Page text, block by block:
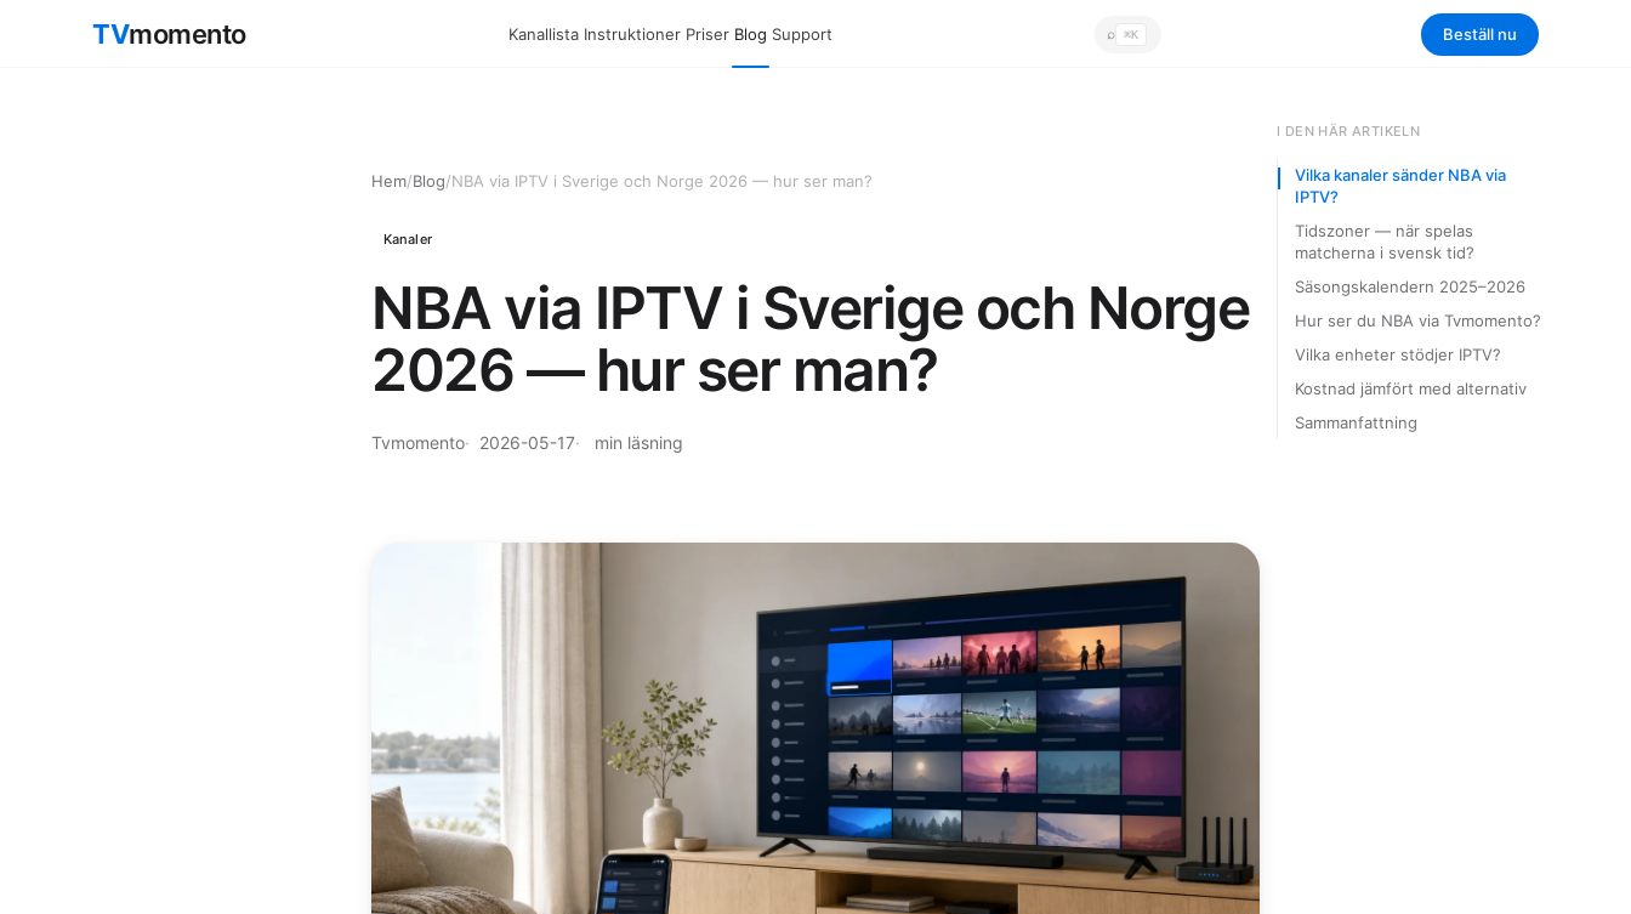
TVmomento Kanallista Instruktioner Priser Blog Support ⌕
Sök⌘K Beställ nu
Hem/Blog/NBA via IPTV i Sverige och Norge 2026 — hur ser man?
Kanaler
NBA via IPTV i Sverige och Norge
2026 — hur ser man?
Tvmomento 2026-05-17 min läsning
I DEN HÄR ARTIKELN
Vilka kanaler sänder NBA via
IPTV?
Tidszoner — när spelas
matcherna i svensk tid?
Säsongskalendern 2025–2026
Hur ser du NBA via Tvmomento?
Vilka enheter stödjer IPTV?
Kostnad jämfört med alternativ
Sammanfattning